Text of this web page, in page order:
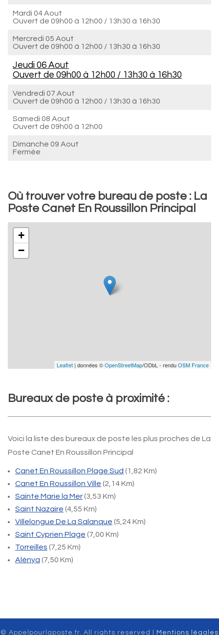
Mardi 04 Aout
Ouvert de 09h00 à 12h00 / 13h30 à 16h30
Mercredi 05 Aout
Ouvert de 09h00 à 12h00 / 13h30 à 16h30
Jeudi 06 Aout
Ouvert de 09h00 à 12h00 / 13h30 à 16h30
Vendredi 07 Aout
Ouvert de 09h00 à 12h00 / 13h30 à 16h30
Samedi 08 Aout
Ouvert de 09h00 à 12h00
Dimanche 09 Aout
Fermée
Où trouver votre bureau de poste : La
Poste Canet En Roussillon Principal
+
−
Leaflet | données ©OpenStreetMap/ODbL - renduOSM France
Bureaux de poste à proximité :
Voici la liste des bureaux de poste les plus proches de La
Poste Canet En Roussillon Principal
Canet En Roussillon Plage Sud (1,82 Km)
Canet En Roussillon Ville (2,14 Km)
Sainte Marie la Mer(3,53 Km)
Saint Nazaire (4,55 Km)
Villelongue De La Salanque (5,24 Km)
Saint Cyprien Plage (7,00 Km)
Torreilles (7,25 Km)
Alénya (7,50 Km)
© Appelpourlaposte.fr. All rights reserved | Mentions légales